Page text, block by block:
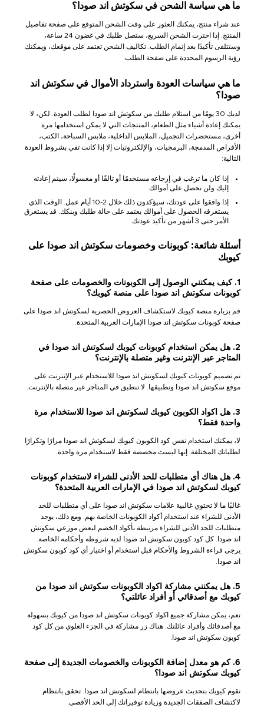
ما هي سياسة الشحن في سكوتش اند صودا؟
عند شراء منتج، يمكنك العثور على وقت الشحن المتوقع على صفحة تفاصيل
المنتج. إذا اخترت الشحن السريع، ستصل طلبك في غضون 24 ساعة،
وستتلقى تأكيدًا بعد إتمام الطلب. تكاليف الشحن تعتمد على موقعك، ويمكنك
رؤية الرسوم المحددة على صفحة الطلب.
ما هي سياسات العودة واسترداد الأموال في سكوتش اند
صودا؟
لديك 30 يومًا من استلام طلبك من سكوتش اند صودا لطلب العودة. لكن، لا
يمكنك إعادة أشياء مثل الطعام، المنتجات التي لا يمكن استخدامها مرة
أخرى، مستحضرات التجميل، الملابس الداخلية، ملابس السباحة، الكتب،
الأقراص المدمجة، البرمجيات، والإلكترونيات إلا إذا كانت تفي بشروط العودة
التالية:
إذا كان ما ترغب في إرجاعه مستخدمًا أو تالفًا أو مغسولًا، سيتم إعادته
إليك ولن تحصل على أموالك.
إذا وافقوا على عودتك، سيؤكدون ذلك خلال 2-10 أيام عمل. الوقت الذي
يستغرقه الحصول على أموالك يعتمد على حالة طلبك وبنكك. قد يستغرق
الأمر حتى 3 أشهر من تأكيد عودتك.
أسئلة شائعة: كوبونات وخصومات سكوتش اند صودا على
كيوبك
1. كيف يمكنني الوصول إلى الكوبونات والخصومات على صفحة
كوبونات سكوتش اند صودا على منصة كيوبك؟
قم بزيارة منصة كيوبك لاستكشاف العروض الحصرية لسكوتش اند صودا على
صفحة كوبونات سكوتش اند صودا الإمارات العربية المتحدة.
2. هل يمكن استخدام كوبونات كيوبك لسكوتش اند صودا في
المتاجر عبر الإنترنت وغير متصلة بالإنترنت؟
تم تصميم كوبونات كيوبك لسكوتش اند صودا للاستخدام عبر الإنترنت على
موقع سكوتش اند صودا وتطبيقها. لا تنطبق في المتاجر غير متصلة بالإنترنت.
3. هل اكواد الكوبون كيوبك لسكوتش اند صودا للاستخدام مرة
واحدة فقط؟
لا، يمكنك استخدام نفس كود الكوبون كيوبك لسكوتش اند صودا مرارًا وتكرارًا
لطلباتك المختلفة. إنها ليست مخصصة فقط لاستخدام مرة واحدة.
4. هل هناك أي متطلبات للحد الأدنى للشراء لاستخدام كوبونات
كيوبك لسكوتش اند صودا في الإمارات العربية المتحدة؟
غالبًا ما لا تحتوي غالبية علامات سكوتش اند صودا على أي متطلبات للحد
الأدنى للشراء عند استخدام أكواد الكوبونات الخاصة بهم. ومع ذلك، يوجد
متطلبات للحد الأدنى للشراء مرتبطة بأكواد الخصم لبعض موزعي سكوتش
اند صودا. كل كود كوبون سكوتش اند صودا لديه شروطه وأحكامه الخاصة.
يرجى قراءة الشروط والأحكام قبل استخدام أو اختيار أي كود كوبون سكوتش
اند صودا.
5. هل يمكنني مشاركة اكواد الكوبونات سكوتش اند صودا من
كيوبك مع أصدقائي أو أفراد عائلتي؟
نعم، يمكن مشاركة جميع اكواد كوبونات سكوتش اند صودا من كيوبك بسهولة
مع أصدقائك وأفراد عائلتك. هناك زر مشاركة في الجزء العلوي من كل كود
كوبون سكوتش اند صودا.
6. كم هو معدل إضافة الكوبونات والخصومات الجديدة إلى صفحة
كيوبك سكوتش اند صودا؟
تقوم كيوبك بتحديث عروضها بانتظام لسكوتش اند صودا. تحقق بانتظام
لاكتشاف الصفقات الجديدة وزيادة توفيراتك إلى الحد الأقصى.